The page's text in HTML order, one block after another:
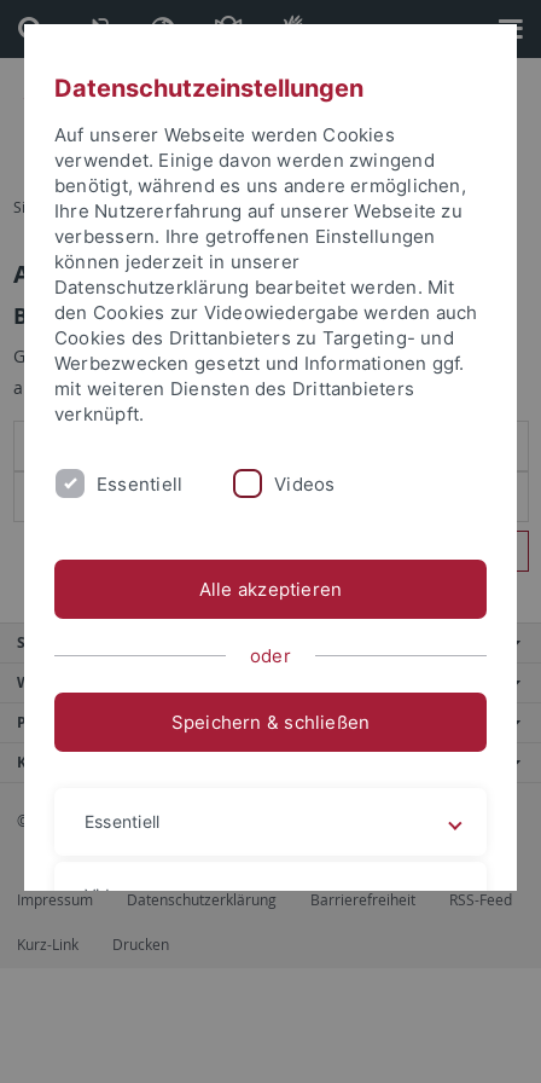
Direkt
zum
Inhalt
Direkt
zur
Fußleiste
Sie sind hier: Startseite
Anmelden
Benutzeranmeldung
Geben Sie Ihren Benutzernamen und Ihr Passwort an um sich
anzumelden:
Service
Weitere Angebote
Portale
Kontaktinfo
© 2026 Eberhard Karls Universität Tübingen, Tübingen
Impressum Datenschutzerklärung Barrierefreiheit RSS-Feed
Kurz-Link Drucken
Datenschutzeinstellungen
Auf unserer Webseite werden Cookies
verwendet. Einige davon werden zwingend
benötigt, während es uns andere ermöglichen,
Ihre Nutzererfahrung auf unserer Webseite zu
verbessern. Ihre getroffenen Einstellungen
können jederzeit in unserer
Datenschutzerklärung bearbeitet werden. Mit
den Cookies zur Videowiedergabe werden auch
Cookies des Drittanbieters zu Targeting- und
Werbezwecken gesetzt und Informationen ggf.
mit weiteren Diensten des Drittanbieters
verknüpft.
Essentiell Videos
Alle akzeptieren
oder
Speichern & schließen
Essentiell
Videos